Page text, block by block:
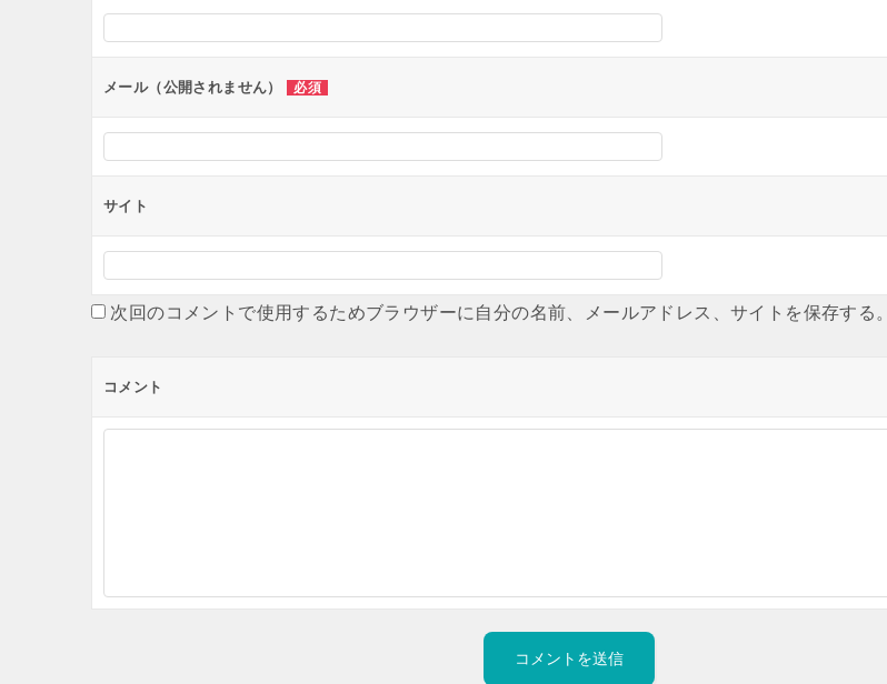
ョ
ンメール（公開されません） 必須
サイト
次回のコメントで使用するためブラウザーに自分の名前、メールアドレス、サイトを保存する。
コメント